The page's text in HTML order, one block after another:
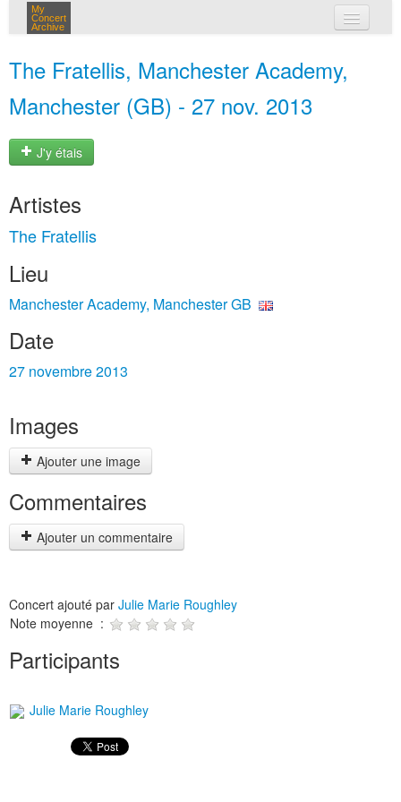
My
Concert
Archive
The Fratellis, Manchester Academy,
Manchester (GB) - 27 nov. 2013
J'y étais
Artistes
The Fratellis
Lieu
Manchester Academy, Manchester GB
Date
27 novembre 2013
Images
Ajouter une image
Commentaires
Ajouter un commentaire
Concert ajouté par Julie Marie Roughley
Note moyenne :
Participants
Julie Marie Roughley